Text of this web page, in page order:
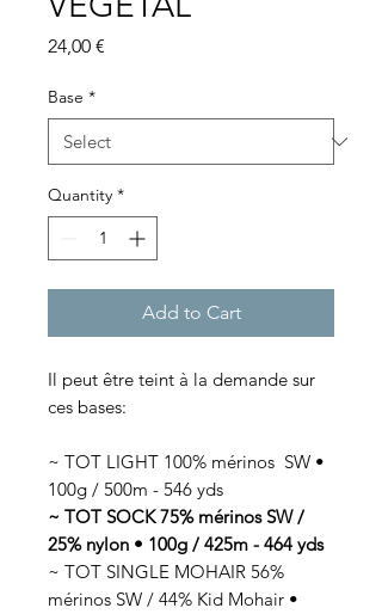
24,00 €
Base *
Quantity *
Add to Cart
Il peut être teint à la demande sur
ces bases:
~ TOT LIGHT 100% mérinos SW •
100g / 500m - 546 yds
~ TOT SOCK 75% mérinos SW /
25% nylon • 100g / 425m - 464 yds
~ TOT SINGLE MOHAIR 56%
mérinos SW / 44% Kid Mohair •